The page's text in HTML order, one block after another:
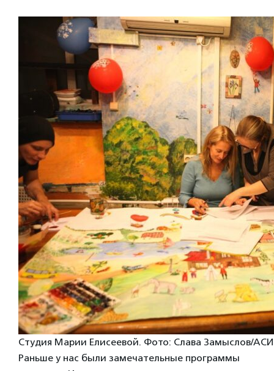
Студия Марии Елисеевой. Фото: Слава Замыслов/АСИ
Раньше у нас были замечательные программы